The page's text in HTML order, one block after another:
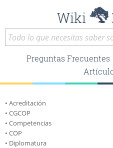
Wiki
Preguntas Frecuentes
Acreditación
CGCOP
Competencias
COP
Diplomatura